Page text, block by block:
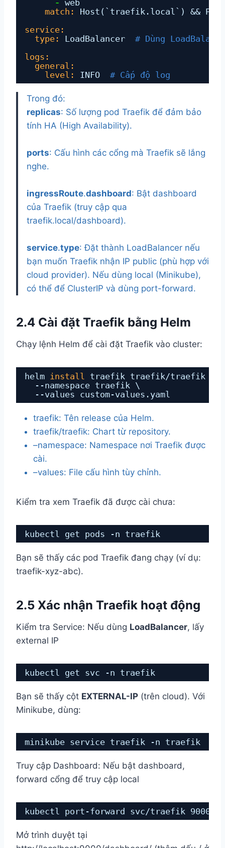
- web
match:
Host(`traefik.local`) &&
service:
type:
LoadBalancer # Dùng
logs:
general:
level:
INFO # Cấp độ log
Trong đó:
replicas: Số lượng pod Traefik để đảm bảo
tính HA (High Availability).
ports: Cấu hình các cổng mà Traefik sẽ lắng
nghe.
ingressRoute.dashboard: Bật dashboard
của Traefik (truy cập qua
traefik.local/dashboard).
service.type: Đặt thành LoadBalancer nếu
bạn muốn Traefik nhận IP public (phù hợp với
cloud provider). Nếu dùng local (Minikube),
có thể để ClusterIP và dùng port-forward.
2.4 Cài đặt Traefik bằng Helm
Chạy lệnh Helm để cài đặt Traefik vào cluster:
helm install traefik traefik/traefik
--namespace traefik \
--values custom-values.yaml
traefik: Tên release của Helm.
traefik/traefik: Chart từ repository.
–namespace: Namespace nơi Traefik được
cài.
–values: File cấu hình tùy chỉnh.
Kiểm tra xem Traefik đã được cài chưa:
kubectl get pods -n traefik
Bạn sẽ thấy các pod Traefik đang chạy (ví dụ:
traefik-xyz-abc).
2.5 Xác nhận Traefik hoạt động
Kiểm tra Service: Nếu dùng LoadBalancer, lấy
external IP
kubectl get svc -n traefik
Bạn sẽ thấy cột EXTERNAL-IP (trên cloud). Với
Minikube, dùng:
minikube service traefik -n traefik
Truy cập Dashboard: Nếu bật dashboard,
forward cổng để truy cập local
kubectl port-forward svc/traefik
Mở trình duyệt tại